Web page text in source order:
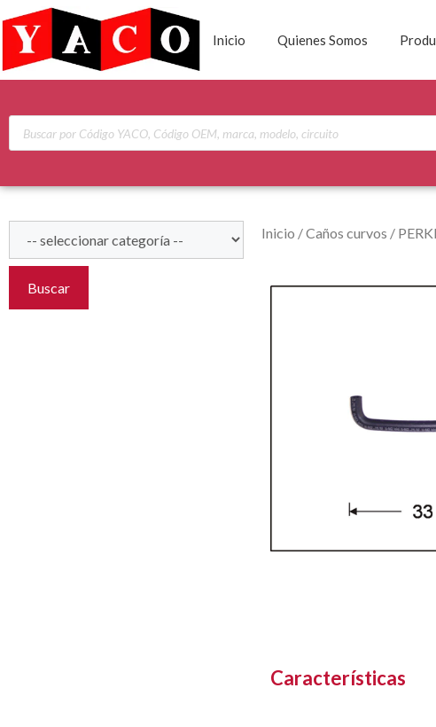
Inicio Quienes Somos
Buscar
Inicio /Caños curvos /
Características